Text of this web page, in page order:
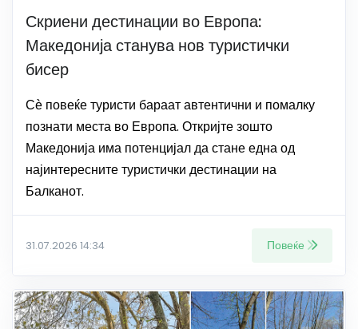
Скриени дестинации во Европа:
Македонија станува нов туристички
бисер
Сѐ повеќе туристи бараат автентични и помалку
познати места во Европа. Откријте зошто
Македонија има потенцијал да стане една од
најинтересните туристички дестинации на
Балканот.
31.07.2026 14:34 Повеќе